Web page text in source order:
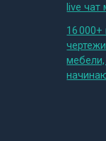
live чат
16